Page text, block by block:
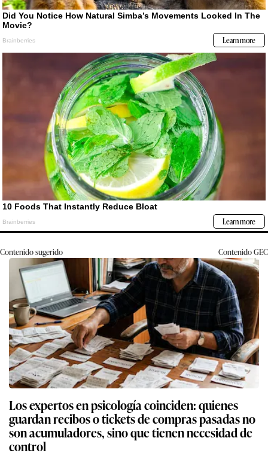
Contenido sugerido ContenidoGEC
Los expertos en psicología coinciden: quienes
guardan recibos o tickets de compras pasadas no
son acumuladores, sino que tienen necesidad de
control